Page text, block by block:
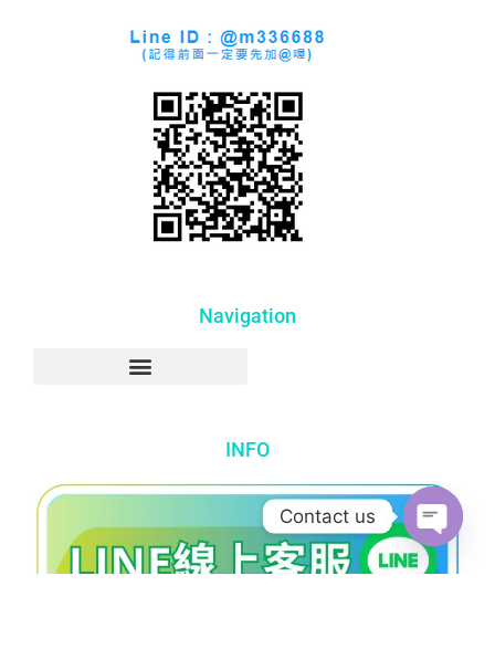
Navigation
INFO
Contact us
Open